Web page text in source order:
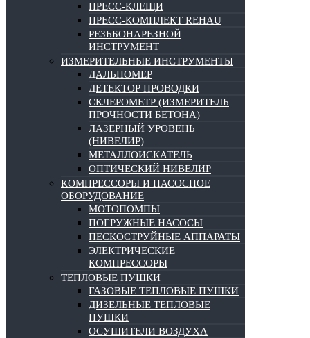
ПРЕСС-КЛЕЩИ
ПРЕСС-КОМПЛЕКТ REHAU
РЕЗЬБОНАРЕЗНОЙ
ИНСТРУМЕНТ
ИЗМЕРИТЕЛЬНЫЕ ИНСТРУМЕНТЫ
ДАЛЬНОМЕР
ДЕТЕКТОР ПРОВОДКИ
СКЛЕРОМЕТР (ИЗМЕРИТЕЛЬ
ПРОЧНОСТИ БЕТОНА)
ЛАЗЕРНЫЙ УРОВЕНЬ
(НИВЕЛИР)
МЕТАЛЛОИСКАТЕЛЬ
ОПТИЧЕСКИЙ НИВЕЛИР
КОМПРЕССОРЫ И НАСОСНОЕ
ОБОРУДОВАНИЕ
МОТОПОМПЫ
ПОГРУЖНЫЕ НАСОСЫ
ПЕСКОСТРУЙНЫЕ АППАРАТЫ
ЭЛЕКТРИЧЕСКИЕ
КОМПРЕССОРЫ
ТЕПЛОВЫЕ ПУШКИ
ГАЗОВЫЕ ТЕПЛОВЫЕ ПУШКИ
ДИЗЕЛЬНЫЕ ТЕПЛОВЫЕ
ПУШКИ
ОСУШИТЕЛИ ВОЗДУХА